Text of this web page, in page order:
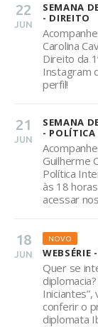
22
JUN
SEMANA
- DIREITO
Carolina
Direito da
Instagram
perfil!
21
JUN
SEMANA
-
Guilherme
Política
às 18
acessar
18
JUN
NOVO
WEBSÉRIE
Quer se
conferir o
diplomata